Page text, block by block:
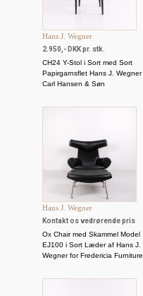
Hans J. Wegner
2.950,- DKK pr. stk.
CH24 Y-Stol i Sort med Sort
Papirgarnsflet Hans J. Wegner
Carl Hansen & Søn
Hans J. Wegner
Kontakt os vedrørende pris
Ox Chair med Skammel Model
EJ100 i Sort Læder af Hans J.
Wegner for Fredericia Furniture